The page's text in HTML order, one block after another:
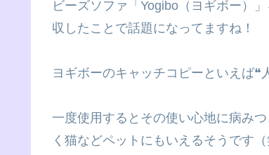
ビーズソファ「Yogibo（ヨギボー）
収したことで話題になってますね！
ヨギボーのキャッチコピーといえば❝
一度使用するとその使い心地に病み
く猫などペットにもいえるそうです（